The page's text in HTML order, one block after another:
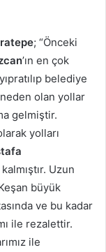
; “Önceki
’ın en çok
belediye
neden olan yollar
gelmiştir.
yolları
Uzun
büyük
ve bu kadar
ile rezalettir.
ile